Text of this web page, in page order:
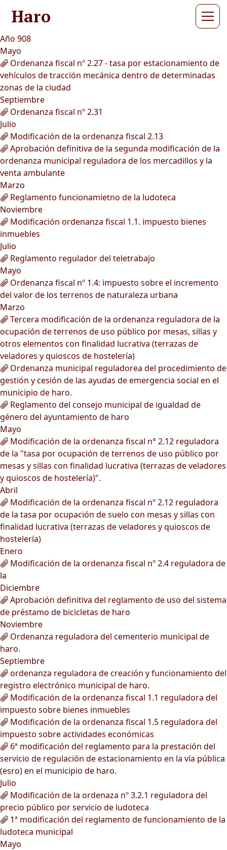
Haro
Año 908
Mayo
Ordenanza fiscal nº 2.27 - tasa por estacionamiento de
vehículos de tracción mecánica dentro de determinadas
zonas de la ciudad
Septiembre
Ordenanza fiscal nº 2.31
Julio
Modificación de la ordenanza fiscal 2.13
Aprobación definitiva de la segunda modificación de la
ordenanza municipal reguladora de los mercadillos y la
venta ambulante
Marzo
Reglamento funcionamietno de la ludoteca
Noviembre
Modificación ordenanza fiscal 1.1. impuesto bienes
inmuebles
Julio
Reglamento regulador del teletrabajo
Mayo
Ordenanza fiscal nº 1.4: impuesto sobre el incremento
del valor de los terrenos de naturaleza urbana
Marzo
Tercera modificación de la ordenanza reguladora de la
ocupación de terrenos de uso público por mesas, sillas y
otros elementos con finalidad lucrativa (terrazas de
veladores y quioscos de hostelería)
Ordenanza municipal reguladorea del procedimiento de
gestión y cesión de las ayudas de emergencia social en el
municipio de haro.
Reglamento del consejo municipal de igualdad de
género del ayuntamiento de haro
Mayo
Modificación de la ordenanza fiscal n° 2.12 reguladora
de la "tasa por ocupación de terrenos de uso público por
mesas y sillas con finalidad lucrativa (terrazas de veladores
y quioscos de hostelería)".
Abril
Modificación de la ordenanza fiscal nº 2.12 reguladora
de la tasa por ocupación de suelo con mesas y sillas con
finalidad lucrativa (terrazas de veladores y quioscos de
hostelería)
Enero
Modificación de la ordenanza fiscal nº 2.4 reguladora de
la
Diciembre
Aprobación definitiva del reglamento de uso del sistema
de préstamo de bicicletas de haro
Noviembre
Ordenanza reguladora del cementerio municipal de
haro.
Septiembre
ordenanza reguladora de creación y funcionamiento del
registro electrónico municipal de haro.
Modificación de la ordenanza fiscal 1.1 reguladora del
impuesto sobre bienes inmuebles
Modificación de la ordenanza fiscal 1.5 reguladora del
impuesto sobre actividades económicas
6ª modificación del reglamento para la prestación del
servicio de regulación de estacionamiento en la vía pública
(esro) en el municipio de haro.
Julio
Modificación de la ordenaza nº 3.2.1 reguladora del
precio público por servicio de ludoteca
1ª modificación del reglamento de funcionamiento de la
ludoteca municipal
Mayo